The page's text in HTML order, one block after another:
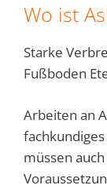
Wo ist
Starke
Fußboden
Arbeiten an
müssen